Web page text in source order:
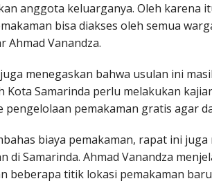
anggota keluarganya. Oleh karena
bisa diakses oleh semua
Ahmad Vanandza.
menegaskan bahwa usulan ini
Kota Samarinda perlu melakukan
pengelolaan pemakaman gratis agar
biaya pemakaman, rapat ini
di Samarinda. Ahmad Vanandza
beberapa titik lokasi pemakaman